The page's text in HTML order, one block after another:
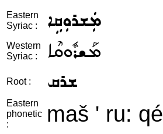
Eastern
Syriac :
ܡܲܫܪܘܼܩܹܐ
Western
Syriac :
ܡܰܫܪܽܘܩܶܐ
Root : ܫܪܩ
Eastern
phonetic
:
maš ' ru: qé